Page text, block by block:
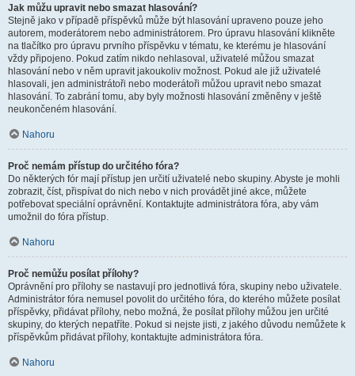
Jak můžu upravit nebo smazat hlasování?
Stejně jako v případě příspěvků může být hlasování upraveno pouze jeho
autorem, moderátorem nebo administrátorem. Pro úpravu hlasování klikněte
na tlačítko pro úpravu prvního příspěvku v tématu, ke kterému je hlasování
vždy připojeno. Pokud zatím nikdo nehlasoval, uživatelé můžou smazat
hlasování nebo v něm upravit jakoukoliv možnost. Pokud ale již uživatelé
hlasovali, jen administrátoři nebo moderátoři můžou upravit nebo smazat
hlasování. To zabrání tomu, aby byly možnosti hlasování změněny v ještě
neukončeném hlasování.
Nahoru
Proč nemám přístup do určitého fóra?
Do některých fór mají přístup jen určití uživatelé nebo skupiny. Abyste je mohli
zobrazit, číst, přispívat do nich nebo v nich provádět jiné akce, můžete
potřebovat speciální oprávnění. Kontaktujte administrátora fóra, aby vám
umožnil do fóra přístup.
Nahoru
Proč nemůžu posílat přílohy?
Oprávnění pro přílohy se nastavují pro jednotlivá fóra, skupiny nebo uživatele.
Administrátor fóra nemusel povolit do určitého fóra, do kterého můžete posílat
příspěvky, přidávat přílohy, nebo možná, že posílat přílohy můžou jen určité
skupiny, do kterých nepatříte. Pokud si nejste jisti, z jakého důvodu nemůžete k
příspěvkům přidávat přílohy, kontaktujte administrátora fóra.
Nahoru